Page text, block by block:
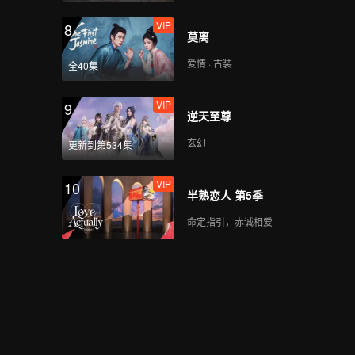
8
全40集
VIP
莫离
爱情 · 古装
9
更新到第534集
VIP
逆天至尊
玄幻
10 VIP
半熟恋人 第5季
命定指引，赤诚相爱